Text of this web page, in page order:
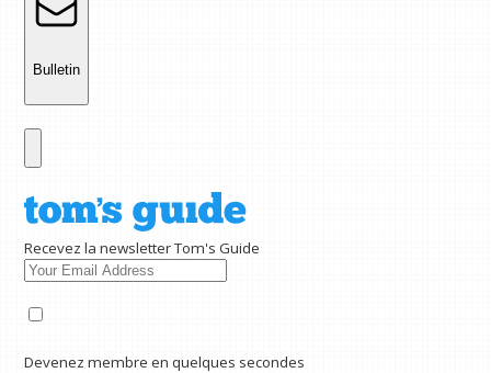
Bulletin
Recevez la newsletter Tom's Guide
Devenez membre en quelques secondes